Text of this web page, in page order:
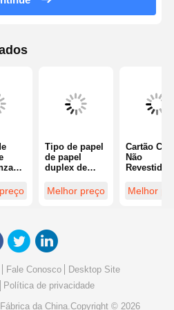
e
de
Tipo de papel
de papel
duplex de
não revestido
oferecendo
para soluções
de
embalagem
Melhor preço
Cartão
Não
Revestido,
Lateral
Melhor
Fale Conosco
Desktop Site
Política de privacidade
da China.Copyright © 2026